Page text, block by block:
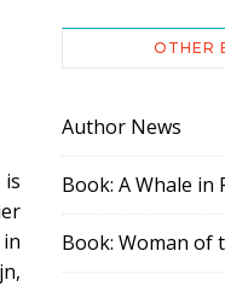
OTHER
Author News
Book: A Whale in
Book: Woman of